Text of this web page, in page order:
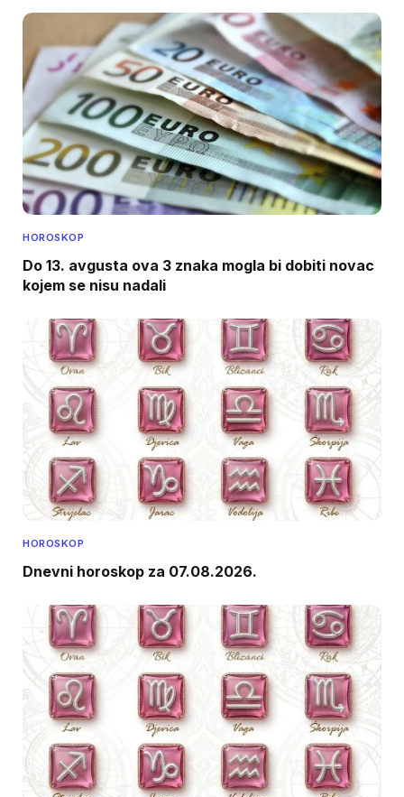
HOROSKOP
Do 13. avgusta ova 3 znaka mogla bi dobiti novac
kojem se nisu nadali
HOROSKOP
Dnevni horoskop za 07.08.2026.